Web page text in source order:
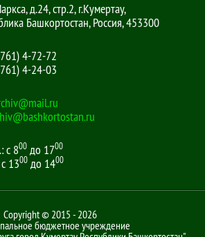
д.24, стр.2,г.Кумертау,
Башкортостан, Россия,453300
4-72-72
4-24-03
с 800 до 1700
1300 до 1400
Copyright © 2015 - 2026
бюджетное учреждение